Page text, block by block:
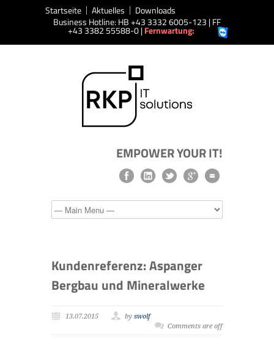
Startseite Aktuelles
Downloads
Business Hotline: HB +43 3332 6005-123 | FF
+43 3382 55588-0 |Fernwartung:
EMPOWER YOUR IT!
Kundenreferenz: Aspanger
Bergbau und Mineralwerke
13.07.2015 by swolf
Comments are off